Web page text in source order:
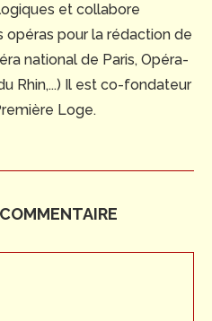
et collabore
pour la rédaction de
national de Paris, Opéra-
Rhin,...) Il est co-fondateur
Loge.